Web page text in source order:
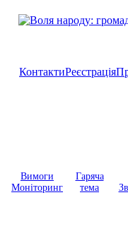
КонтактиРеєстрація
Вимоги
Моніторинг
Гаряча
тема